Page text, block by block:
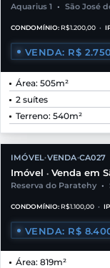
Aquarius 1 • São José
CONDOMÍNIO: R$1.200,00 •
VENDA: R$
Área: 505m²
2 suítes
Terreno: 540m²
IMÓVEL•VENDA•CA027
Imóvel • Venda em
Reserva do Paratehy •
CONDOMÍNIO: R$1.100,00 •
VENDA: R$
Área: 819m²